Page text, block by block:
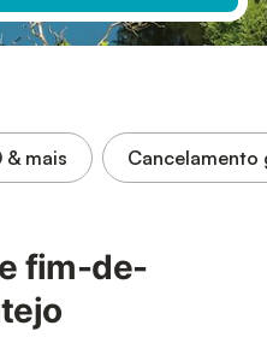
& mais Cancelamento
fim-de-